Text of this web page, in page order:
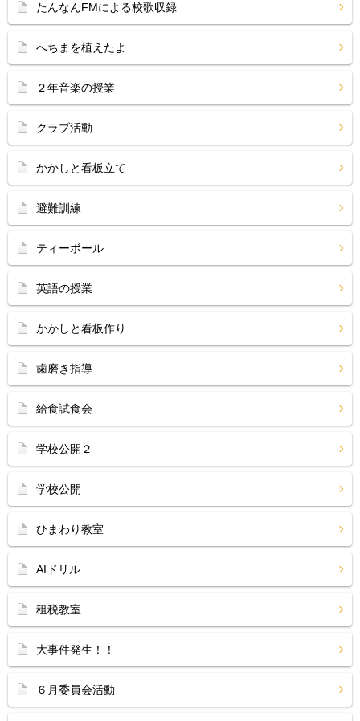
たんなんFMによる校歌収録
へちまを植えたよ
２年音楽の授業
クラブ活動
かかしと看板立て
避難訓練
ティーボール
英語の授業
かかしと看板作り
歯磨き指導
給食試食会
学校公開２
学校公開
ひまわり教室
AIドリル
租税教室
大事件発生！！
６月委員会活動